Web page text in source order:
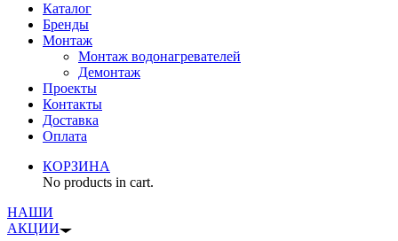
Каталог
Бренды
Монтаж
Монтаж водонагревателей
Демонтаж
Проекты
Контакты
Доставка
Оплата
КОРЗИНА
No products in cart.
НАШИ
АКЦИИ